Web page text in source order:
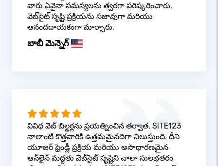
వారు ఏవైనా సమస్యలను త్వరగా పరిష్కరించారు,
వెబ్‌సైట్ సృష్టి ప్రక్రియను సజావుగా మరియు
ఆనందదాయకంగా మార్చారు.
బాబీ మెన్నెగ్
వివిధ వెబ్ బిల్డర్లను ప్రయత్నించిన తర్వాత, SITE123
నాలాంటి కొత్తవారికి ఉత్తమమైనదిగా నిలుస్తుంది. దీని
యూజర్ ఫ్రెండ్లీ ప్రక్రియ మరియు అసాధారణమైన
ఆన్‌లైన్ మద్దతు వెబ్‌సైట్ సృష్టిని చాలా సులభతరం